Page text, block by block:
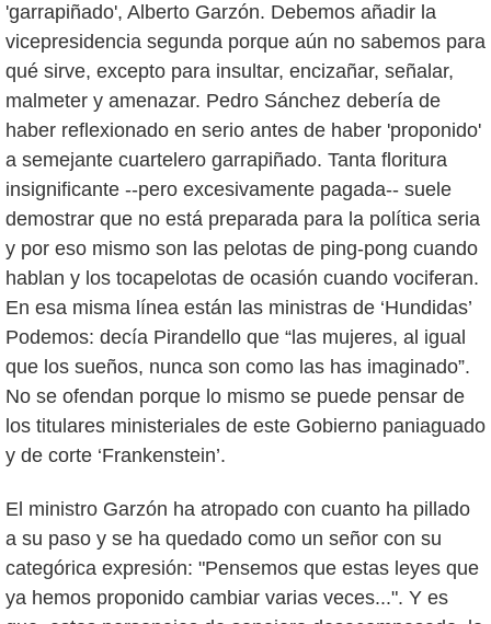
'garrapiñado', Alberto Garzón. Debemos añadir la
vicepresidencia segunda porque aún no sabemos para
qué sirve, excepto para insultar, encizañar, señalar,
malmeter y amenazar. Pedro Sánchez debería de
haber reflexionado en serio antes de haber 'proponido'
a semejante cuartelero garrapiñado. Tanta floritura
insignificante --pero excesivamente pagada-- suele
demostrar que no está preparada para la política seria
y por eso mismo son las pelotas de ping-pong cuando
hablan y los tocapelotas de ocasión cuando vociferan.
En esa misma línea están las ministras de ‘Hundidas’
Podemos: decía Pirandello que “las mujeres, al igual
que los sueños, nunca son como las has imaginado”.
No se ofendan porque lo mismo se puede pensar de
los titulares ministeriales de este Gobierno paniaguado
y de corte ‘Frankenstein’.
El ministro Garzón ha atropado con cuanto ha pillado
a su paso y se ha quedado como un señor con su
categórica expresión: "Pensemos que estas leyes que
ya hemos proponido cambiar varias veces...". Y es